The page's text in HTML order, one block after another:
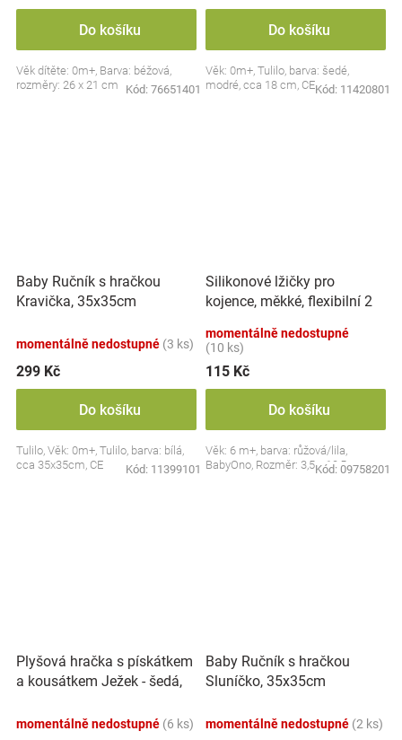
Do košíku
Věk dítěte: 0m+, Barva: béžová,
rozměry: 26 x 21 cm
Kód: 76651401
Do košíku
Věk: 0m+, Tulilo, barva: šedé,
modré, cca 18 cm, CEKód: 11420801
Baby Ručník s hračkou
Kravička, 35x35cm
momentálně nedostupné (3 ks)
299 Kč
Do košíku
Tulilo, Věk: 0m+, Tulilo, barva: bílá,
cca 35x35cm, CE
Kód: 11399101
Silikonové lžičky pro
kojence, měkké, flexibilní 2
momentálně nedostupné
(10 ks)
115 Kč
Do košíku
Věk: 6 m+, barva: růžová/lila,
BabyOno, Rozměr: 3,5 x 10,5 cm
Kód: 09758201
Plyšová hračka s pískátkem
a kousátkem Ježek - šedá,
momentálně nedostupné (6 ks)
Baby Ručník s hračkou
Sluníčko, 35x35cm
momentálně nedostupné (2 ks)